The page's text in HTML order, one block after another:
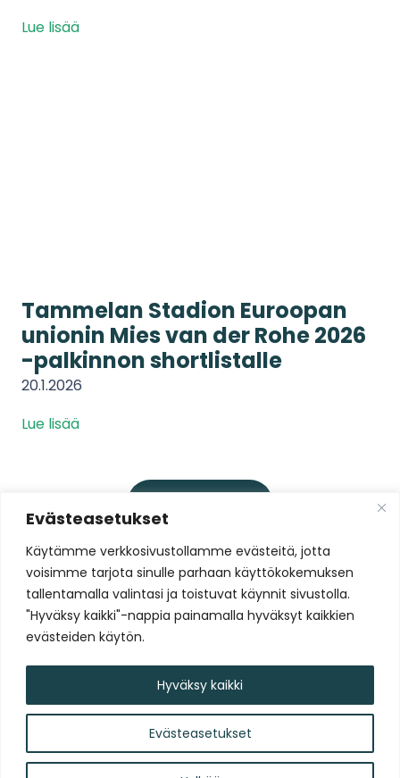
Evästeasetukset
Käytämme verkkosivustollamme evästeitä, jotta
voisimme tarjota sinulle parhaan käyttökokemuksen
tallentamalla valintasi ja toistuvat käynnit sivustolla.
"Hyväksy kaikki"-nappia painamalla hyväksyt kaikkien
evästeiden käytön.
Evästeasetukset
Hyväksy kaikki
Lue lisää
Tammelan Stadion Euroopan
unionin Mies van der Rohe 2026
-palkinnon shortlistalle
20.1.2026
Lue lisää
Liity Tammelan Stadionin
uutiskirjelistalle
Tammelan Stadion